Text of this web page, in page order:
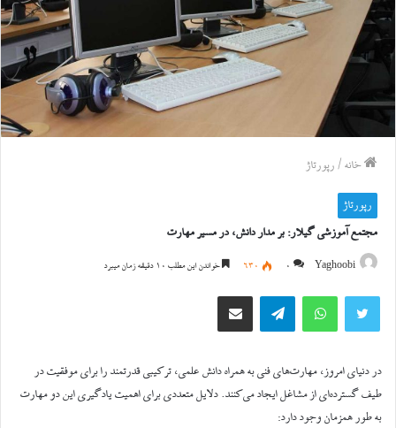
خانه / رپورتاژ
رپورتاژ
مجتمع آموزشی گیلار: بر مدار دانش، در مسیر مهارت
Yaghoobi
0
630 خواندن این مطلب 10 دقیقه زمان میبرد
توییتر واتس آپ تلگرام اشتراک گذاری از طریق ایمیل
در دنیای امروز، مهارت‌های فنی به همراه دانش علمی، ترکیبی قدرتمند را برای موفقیت در
طیف گسترده‌ای از مشاغل ایجاد می‌کنند. دلایل متعددی برای اهمیت یادگیری این دو مهارت
به طور همزمان وجود دارد: